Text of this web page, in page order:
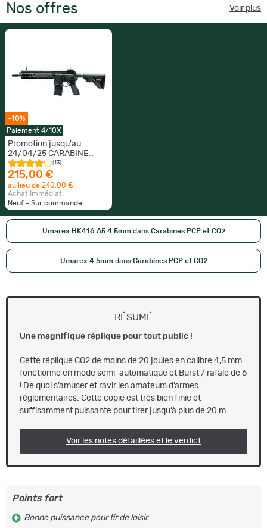
Nos offres Voir plus
-10%
Paiement 4/10X
Promotion jusqu'au
24/04/25 CARABINE
HECKLER&KOCH HK416 A5
CO2 BBs 4.5MM Nouveau
avec Syteme BURST
(13)
215,00 €
au lieu de 240,00 €
Achat Immédiat
Neuf - Sur commande
Umarex HK416 A5 4.5mm dans Carabines PCP et CO2
Umarex 4.5mm dans Carabines PCP et CO2
RÉSUMÉ
Une magnifique réplique pour tout public !
Cette réplique CO2 de moins de 20 joules en calibre 4,5 mm
fonctionne en mode semi-automatique et Burst / rafale de 6
! De quoi s’amuser et ravir les amateurs d’armes
réglementaires. Cette copie est très bien finie et
suffisamment puissante pour tirer jusqu’à plus de 20 m.
Voir les notes détaillées et le verdict
Points fort
Bonne puissance pour tir de loisir